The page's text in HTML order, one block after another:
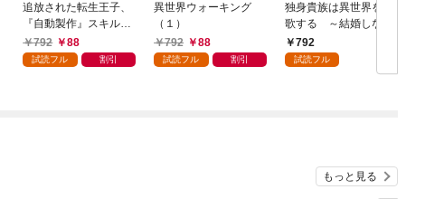
追放された転生王子、
『自動製作』スキルで
領地を爆速で開拓し最
強の村を作ってしまう
792 88
試読フル 割引
異世界ウォーキング
（１）
792
88
試読フル 割引
独身貴族は異世界を謳
歌する ～結婚しない
男の優雅なおひとりさ
まライフ～（１）
792
試読フル
もっと見る